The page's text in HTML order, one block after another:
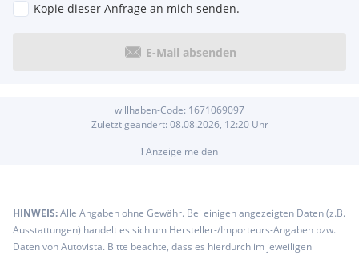
Kopie dieser Anfrage an mich senden.
E-Mail absenden
willhaben-Code: 1671069097
Zuletzt geändert: 08.08.2026, 12:20Uhr
!Anzeige melden
HINWEIS:Alle Angaben ohne Gewähr. Bei einigen angezeigten Daten (z.B.
Ausstattungen) handelt es sich um Hersteller-/Importeurs-Angaben bzw.
Daten von Autovista. Bitte beachte, dass es hierdurch im jeweiligen